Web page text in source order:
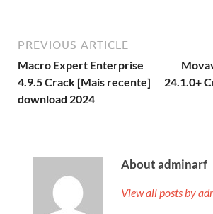
PREVIOUS ARTICLE
Macro Expert Enterprise
4.9.5 Crack [Mais recente]
download 2024
24.1.0+
About adminarf
View all posts by